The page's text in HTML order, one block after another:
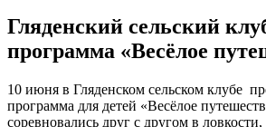
Гляденский сельский
программа «Весёлое
10 июня в Гляденском сельском клубе
программа для детей «Весёлое
соревновались друг с другом в